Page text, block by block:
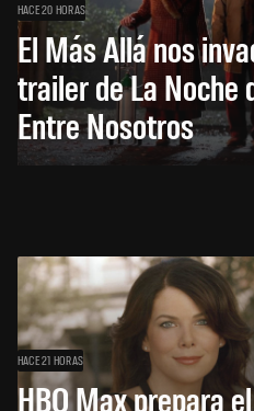
HACE 20 HORAS
El Más Allá nos
trailer de La Noche
Entre Nosotros
HACE 21 HORAS
HBO Max prepara